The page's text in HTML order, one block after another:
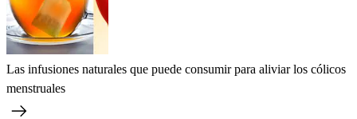
Las infusiones naturales que puede consumir para aliviar los cólicos
menstruales